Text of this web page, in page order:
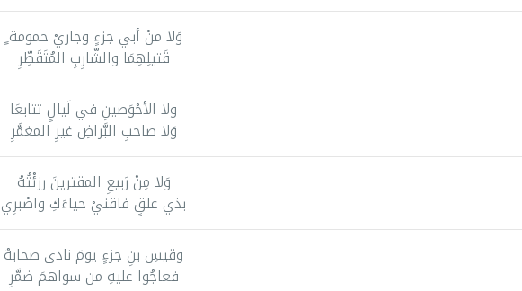
وَلا منْ أبي جزءٍ وجاريْ حمومة ٍ
قَتيلِهِمَا والشّارِبِ المُتَقَطِّرِ
ولا الأحْوَصينِ في لَيالٍ تتابعَا
وَلا صاحبِ البَّراضِ غيرِ المغمَّرِ
وَلا مِنْ رَبيعِ المقترينَ رزئْتُهُ
بذي علقٍ فاقنيْ حياءَكِ واصْبرِي
وقيسِ بنِ جزءٍ يومَ نادى صحابهُ
فعاجُوا عليهِ من سواهمَ ضمَّرِ